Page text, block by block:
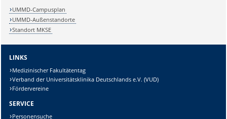
UMMD-Campusplan
UMMD-Außenstandorte
Standort MKSE
LINKS
Medizinischer Fakultätentag
Verband der Universitätsklinika Deutschlands e.V. (VUD)
Fördervereine
SERVICE
Personensuche